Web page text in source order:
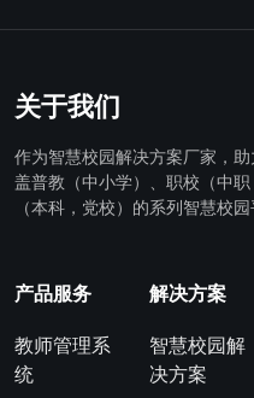
关于我们
作为智慧校园解决方案厂家，
盖普教（中小学）、职校（中
（本科，党校）的系列智慧校园
产品服务
教师管理系
统
解决方案
智慧校园解
决方案